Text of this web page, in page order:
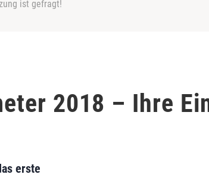
ist gefragt!
2018 – Ihre
erste